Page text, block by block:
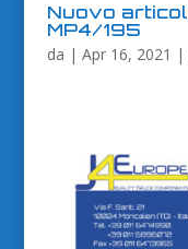
Nuovo
MP4/195
da | Apr 16, 2021 |